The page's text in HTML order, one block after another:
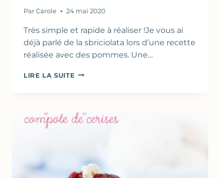
Par Carole 24 mai 2020
Très simple et rapide à réaliser !Je vous ai
déjà parlé de la sbriciolata lors d’une recette
réalisée avec des pommes. Une…
LIRE LA SUITE TARTE
FAÇON
SBRICIOLATA